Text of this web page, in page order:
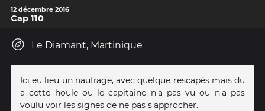
12 décembre 2016
Cap 110
Le Diamant, Martinique
Ici eu lieu un naufrage, avec quelque rescapés mais du
a cette houle ou le capitaine n'a pas vu ou n'a pas
voulu voir les signes de ne pas s'approcher.